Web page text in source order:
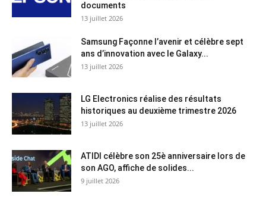
documents
13 juillet 2026
Samsung Façonne l’avenir et célèbre sept
ans d’innovation avec le Galaxy...
13 juillet 2026
LG Electronics réalise des résultats
historiques au deuxième trimestre 2026
13 juillet 2026
ATIDI célèbre son 25è anniversaire lors de
son AGO, affiche de solides...
9 juillet 2026